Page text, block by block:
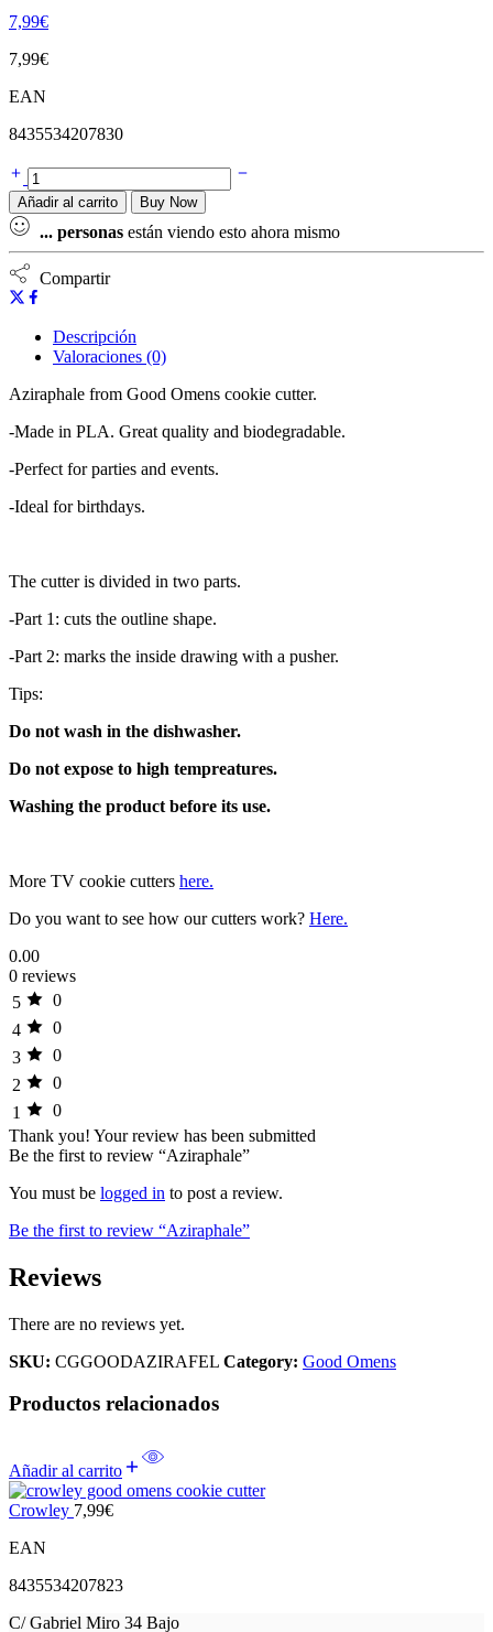
7,99€
7,99€
EAN
8435534207830
Añadir al carrito Buy Now
... personas están viendo esto ahora mismo
Compartir
Descripción
Valoraciones (0)
Aziraphale from Good Omens cookie cutter.
-Made in PLA. Great quality and biodegradable.
-Perfect for parties and events.
-Ideal for birthdays.
The cutter is divided in two parts.
-Part 1: cuts the outline shape.
-Part 2: marks the inside drawing with a pusher.
Tips:
Do not wash in the dishwasher.
Do not expose to high tempreatures.
Washing the product before its use.
More TV cookie cutters here.
Do you want to see how our cutters work? Here.
0.00
0 reviews
5
0
4
0
3
0
2
0
1
0
Thank you! Your review has been submitted
Be the first to review “Aziraphale”
You must be logged in to post a review.
Be the first to review “Aziraphale”
Reviews
There are no reviews yet.
SKU: CGGOODAZIRAFEL Category: Good Omens
Productos relacionados
Añadir al carrito
Crowley 7,99€
EAN
8435534207823
C/ Gabriel Miro 34 Bajo